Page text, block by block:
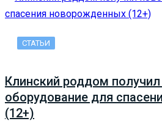
СТАТЬИ
Клинский роддом
оборудование для
(12+)